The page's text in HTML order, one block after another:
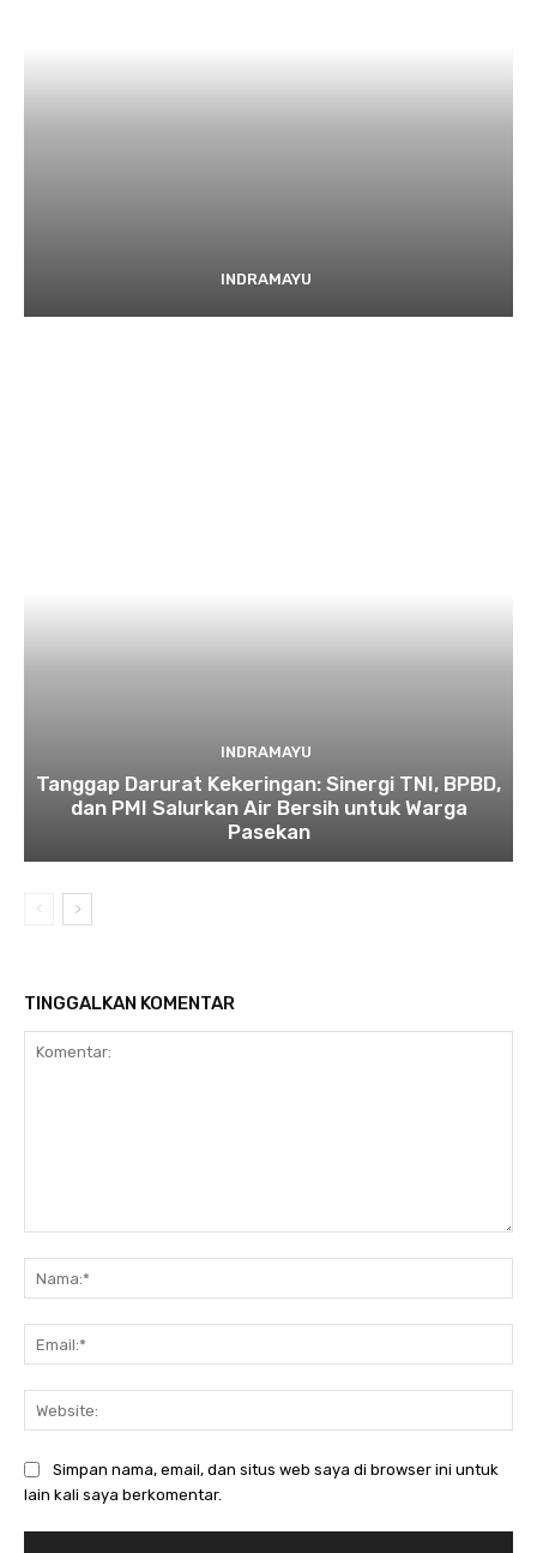
INDRAMAYU
INDRAMAYU
​Tanggap Darurat Kekeringan: Sinergi TNI, BPBD,
dan PMI Salurkan Air Bersih untuk Warga
Pasekan
TINGGALKAN KOMENTAR
Simpan nama, email, dan situs web saya di browser ini untuk
lain kali saya berkomentar.